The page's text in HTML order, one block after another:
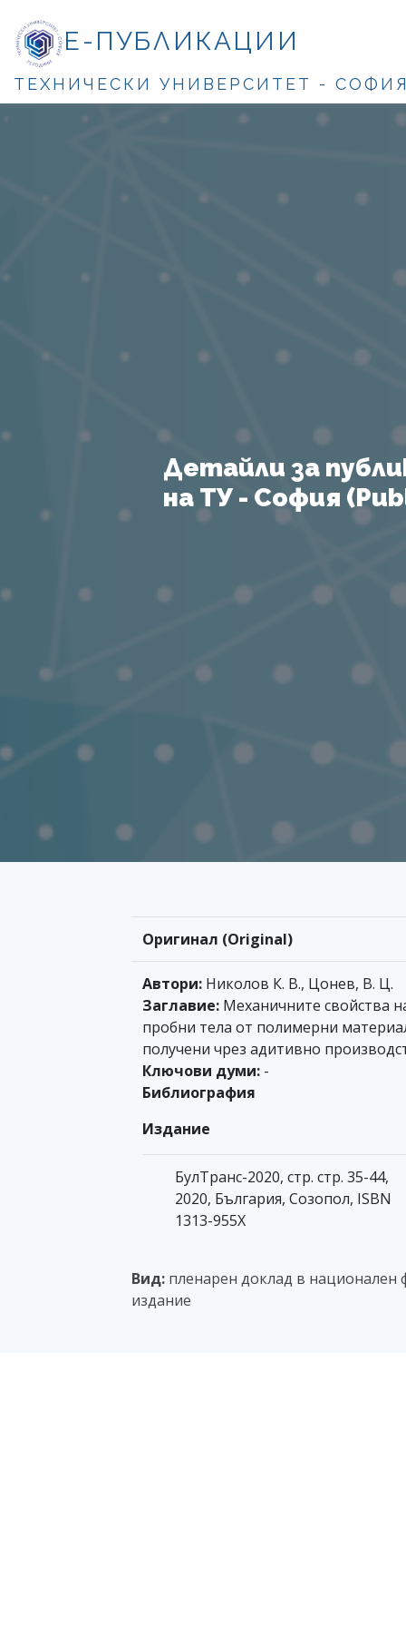
Е-ПУБЛИКАЦИИ
ТЕХНИЧЕСКИ УНИВЕРСИТЕТ -
Детайли за
на ТУ - София
Оригинал (Original)
Автори: Николов К. В., Цонев, В. Ц.
Заглавие: Механичните свойства
пробни тела от полимерни
получени чрез адитивно
Ключови думи: -
Библиография
Издание
БулТранс-2020, стр. стр. 35-44,
2020, България, Созопол, ISBN
1313-955Х
Вид: пленарен доклад в национален
издание